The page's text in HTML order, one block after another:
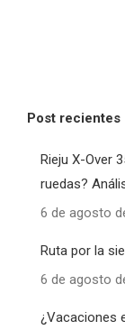
Post recientes
Rieju X-Over
ruedas?
6 de agosto
Ruta por la
6 de agosto
¿Vacaciones